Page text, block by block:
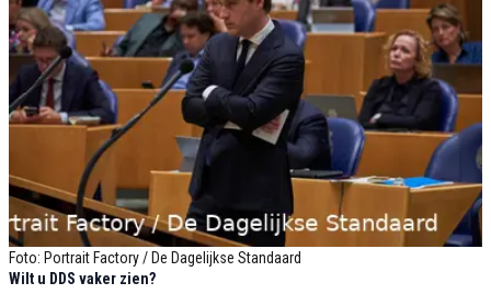
Foto: Portrait Factory / De Dagelijkse Standaard
Wilt u DDS vaker zien?